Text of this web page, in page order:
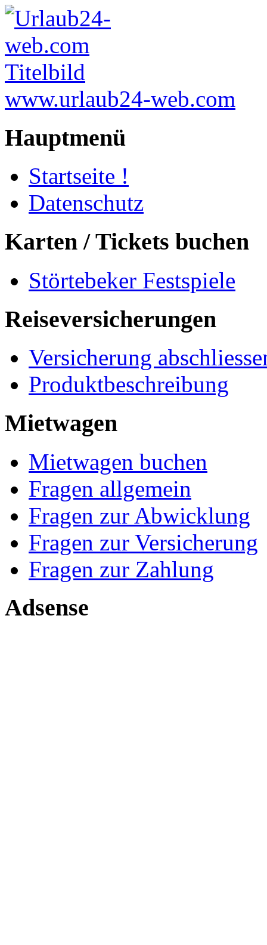
www.urlaub24-web.com
Hauptmenü
Startseite !
Datenschutz
Karten / Tickets buchen
Störtebeker Festspiele
Reiseversicherungen
Versicherung
Produktbeschreibung
Mietwagen
Mietwagen buchen
Fragen allgemein
Fragen zur Abwicklung
Fragen zur Versicherung
Fragen zur Zahlung
Adsense